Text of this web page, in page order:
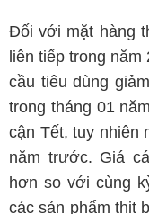
Đối với mặt hàng
liên tiếp trong
cầu tiêu dùng
trong tháng 01
cận Tết, tuy nhiên
năm trước. Giá
hơn so với cùng
các sản phẩm thịt